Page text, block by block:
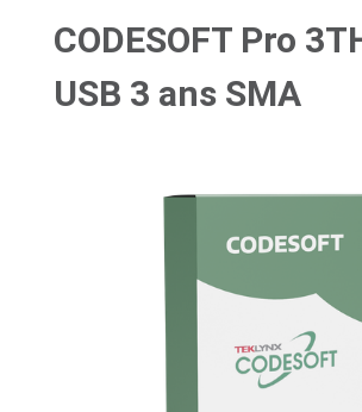
CODESOFT Pro
USB 3 ans SMA